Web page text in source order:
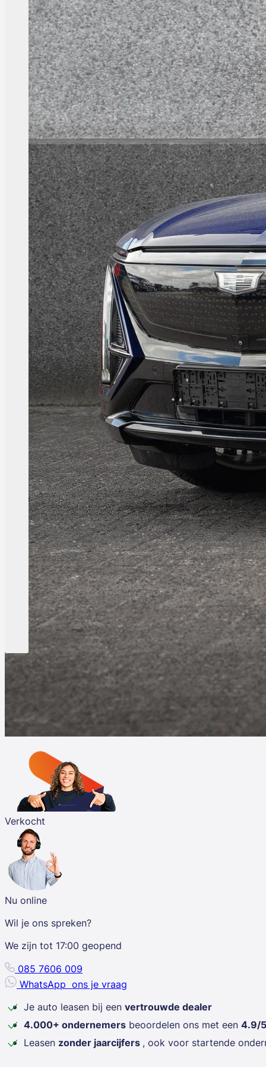
Verkocht
Nu online
Wil je ons spreken?
We zijn tot 17:00 geopend
085 7606 009
WhatsApp ons je vraag
Je auto leasen bij een vertrouwde dealer
4.000+ ondernemers beoordelen ons met een 4.9/5
Leasen zonder jaarcijfers , ook voor startende